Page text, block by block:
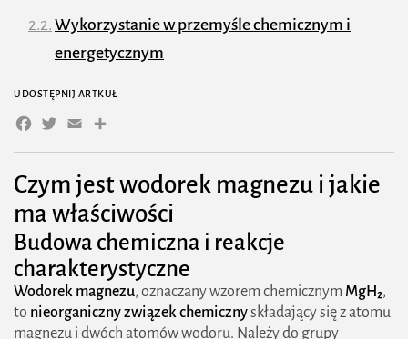
Czym jest wodorek magnezu i jakie
ma właściwości
Budowa chemiczna i reakcje
charakterystyczne
Wodorek magnezu, oznaczany wzorem chemicznym MgH₂,
to nieorganiczny związek chemicznyskładający się z atomu
magnezu i dwóch atomów wodoru. Należy do grupy
Wykorzystanie w przemyśle chemicznym i
energetycznym
Zastosowania laboratoryjne i w badaniach nad
paliwami alternatywnymi
Rola w rozwoju mobilnych źródeł energii (np.
ogniwa paliwowe)
Znaczenie wodorku magnezu w kontekście
przyszłości energetyki
Potencjał w magazynowaniu energii odnawialnej
Korzyści ekologiczne i technologiczne
UDOSTĘPNIJ ARTKUŁ
Facebook
Twitter
EmailShare